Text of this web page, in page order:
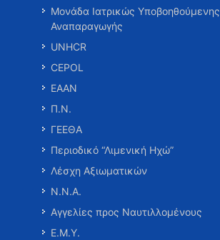
Μονάδα Ιατρικώς Υποβοηθούμενης
Αναπαραγωγής
UNHCR
CEPOL
ΕΑΑΝ
Π.Ν.
ΓΕΕΘΑ
Περιοδικό “Λιμενική Ηχώ”
Λέσχη Αξιωματικών
Ν.Ν.Α.
Αγγελίες προς Ναυτιλλομένους
Ε.Μ.Υ.